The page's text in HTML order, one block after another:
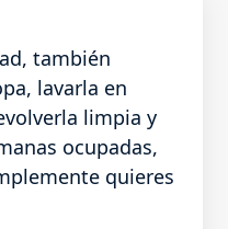
también
lavarla en
limpia y
ocupadas,
quieres